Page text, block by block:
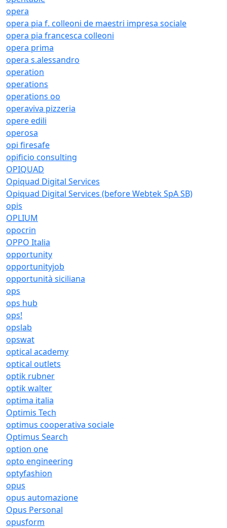
opera
opera pia f. colleoni de maestri impresa sociale
opera pia francesca colleoni
opera prima
opera s.alessandro
operation
operations
operations oo
operaviva pizzeria
opere edili
operosa
opi firesafe
opificio consulting
OPIQUAD
Opiquad Digital Services
Opiquad Digital Services (before Webtek SpA SB)
opis
OPLIUM
opocrin
OPPO Italia
opportunity
opportunityjob
opportunità siciliana
ops
ops hub
ops!
opslab
opswat
optical academy
optical outlets
optik rubner
optik walter
optima italia
Optimis Tech
optimus cooperativa sociale
Optimus Search
option one
opto engineering
optyfashion
opus
opus automazione
Opus Personal
opusform